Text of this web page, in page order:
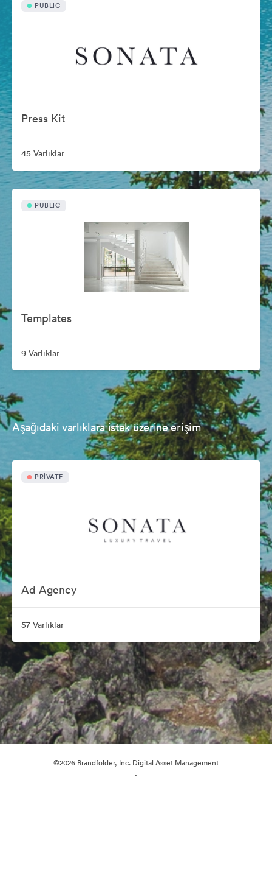
PUBLIC
Press Kit
45 Varlıklar
PUBLIC
Templates
9 Varlıklar
Aşağıdaki varlıklara istek üzerine erişim
PRIVATE
Ad Agency
57 Varlıklar
©2026 Brandfolder, Inc. Digital Asset Management
·